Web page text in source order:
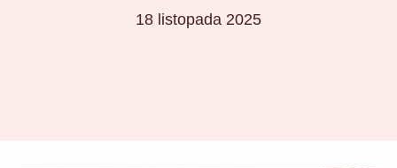
18 listopada 2025